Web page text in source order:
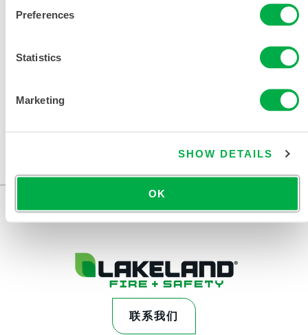
Preferences
Statistics
Marketing
SHOW DETAILS
OK
联系我们